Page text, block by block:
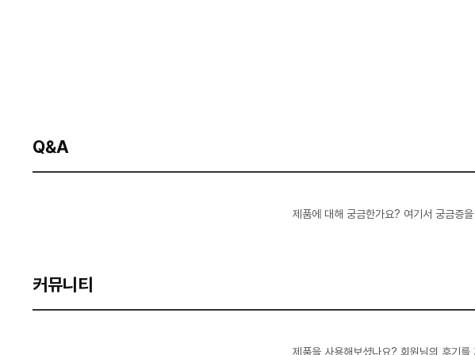
Q&A
제품에 대해 궁금한가요? 여기서 궁금증
커뮤니티
제품을 사용해보셨나요? 회원님의 후기를